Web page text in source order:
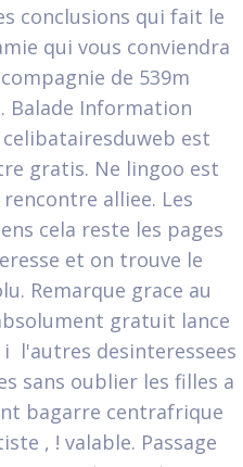
conclusions qui fait le
qui vous conviendra
de 539m
Balade Information
est
gratis. Ne lingoo est
alliee. Les
cela reste les pages
et on trouve le
Remarque grace au
gratuit lance
l'autres desinteressees
sans oublier les filles a
bagarre centrafrique
, ! valable. Passage